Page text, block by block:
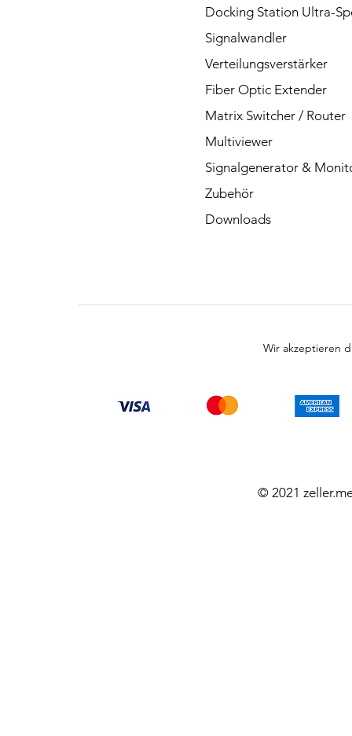
Docking Station Ultra-
Signalwandler
Verteilungsverstärker
Fiber Optic Extender
Matrix Switcher / Router
Multiviewer
Signalgenerator &
Zubehör
Downloads
Wir akzeptieren
© 2021